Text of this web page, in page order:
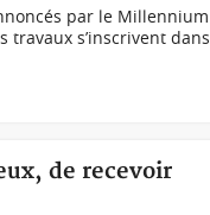
par le Millennium
travaux s’inscrivent dans
de recevoir